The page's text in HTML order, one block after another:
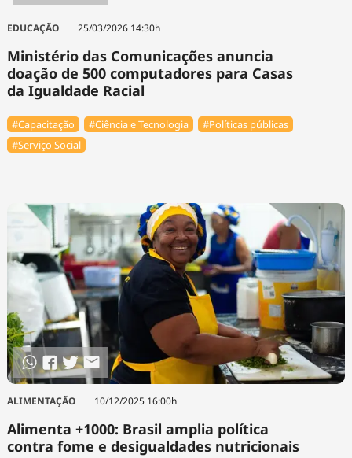
EDUCAÇÃO 25/03/2026 14:30h
Ministério das Comunicações anuncia
doação de 500 computadores para Casas
da Igualdade Racial
#Capacitação #Ciência e Tecnologia
#Políticas públicas
#Serviço Social
ALIMENTAÇÃO 10/12/2025 16:00h
Alimenta +1000: Brasil amplia política
contra fome e desigualdades nutricionais